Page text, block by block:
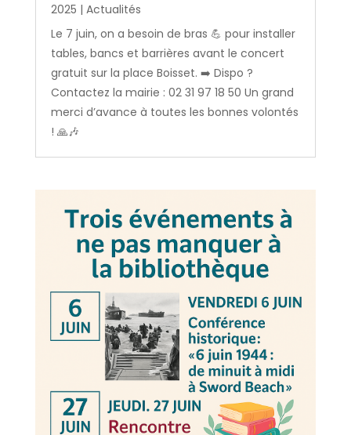
2025 | Actualités
Le 7 juin, on a besoin de bras 💪 pour installer
tables, bancs et barrières avant le concert
gratuit sur la place Boisset. ➡️ Dispo ?
Contactez la mairie : 02 31 97 18 50 Un grand
merci d’avance à toutes les bonnes volontés
! 🙏🎶